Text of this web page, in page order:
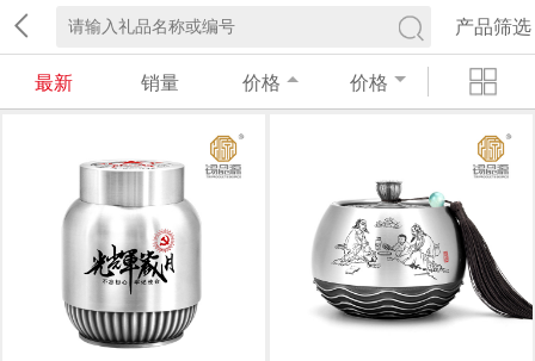
产品筛选
最新 销量 价格 价格